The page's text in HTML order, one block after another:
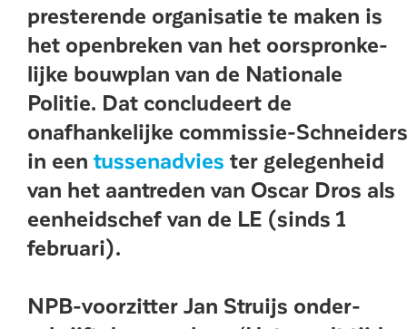
presterende organisatie te maken is
het openbreken van het oorspronke­
lijke bouwplan van de Nationale
Politie. Dat concludeert de
onafhanke­lijke commissie-Schneiders
in een tussenadvies ter gelegen­heid
van het aantreden van Oscar Dros als
een­heidschef van de LE (sinds 1
februari).
NPB-voorzitter Jan Struijs onder­